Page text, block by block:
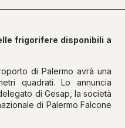
frigorifere disponibili a
di Palermo avrà una
quadrati. Lo annuncia
di Gesap, la società
di Palermo Falcone